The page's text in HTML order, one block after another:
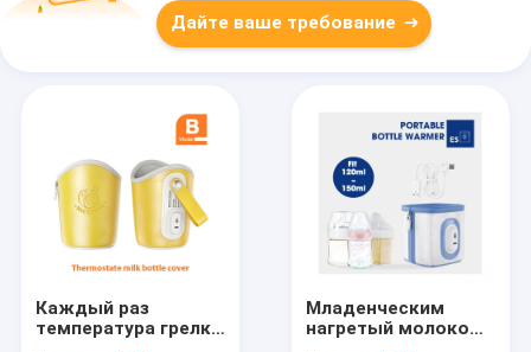
Дайте ваше требование
Каждый раз
температура грелки
Младенческим
нагретый молоком